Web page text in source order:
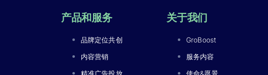
产品和服务
品牌定位共创
内容营销
精准广告投放
关于我们
GroBoost
服务内容
使命&愿景